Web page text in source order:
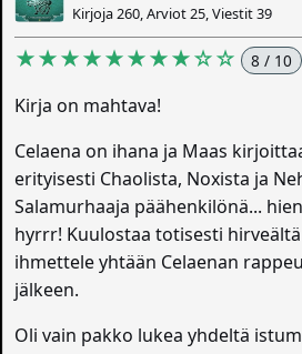
Kirjoja 260, Arviot 25, Viestit 39
★★★★★★★★☆☆ 8 / 10
Kirja on mahtava!
Celaena on ihana ja Maas
erityisesti Chaolista, Noxista ja
Salamurhaaja päähenkilönä...
hyrrr! Kuulostaa totisesti
ihmettele yhtään Celaenan
jälkeen.
Oli vain pakko lukea yhdeltä